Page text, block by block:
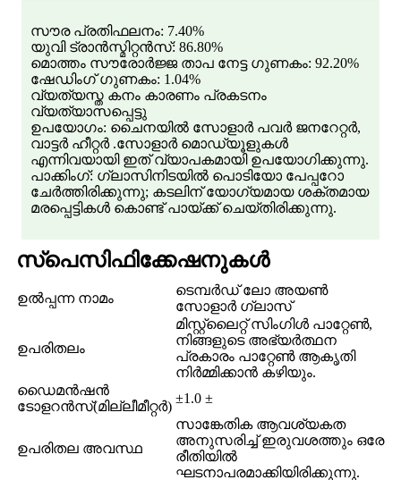
സൗര പ്രതിഫലനം: 7.40%
യുവി ട്രാൻസ്മിറ്റൻസ്: 86.80%
മൊത്തം സൗരോർജ്ജ താപ നേട്ട ഗുണകം: 92.20%
ഷേഡിംഗ് ഗുണകം: 1.04%
വ്യത്യസ്ത കനം കാരണം പ്രകടനം
വ്യത്യാസപ്പെട്ടു
ഉപയോഗം: ചൈനയിൽ സോളാർ പവർ ജനറേറ്റർ,
വാട്ടർ ഹീറ്റർ .സോളാർ മൊഡ്യൂളുകൾ
എന്നിവയായി ഇത് വ്യാപകമായി ഉപയോഗിക്കുന്നു.
പാക്കിംഗ്: ഗ്ലാസിനിടയിൽ പൊടിയോ പേപ്പറോ
ചേർത്തിരിക്കുന്നു; കടലിന് യോഗ്യമായ ശക്തമായ
മരപ്പെട്ടികൾ കൊണ്ട് പായ്ക്ക് ചെയ്തിരിക്കുന്നു.
സ്പെസിഫിക്കേഷനുകൾ
ഉൽപ്പന്ന നാമം
ടെമ്പർഡ് ലോ അയൺ
സോളാർ ഗ്ലാസ്
ഉപരിതലം
മിസ്റ്റ്‌ലൈറ്റ് സിംഗിൾ പാറ്റേൺ,
നിങ്ങളുടെ അഭ്യർത്ഥന
പ്രകാരം പാറ്റേൺ ആകൃതി
നിർമ്മിക്കാൻ കഴിയും.
ഡൈമൻഷൻ
ടോളറൻസ്(മില്ലീമീറ്റർ)
±1.0 ±
ഉപരിതല അവസ്ഥ
സാങ്കേതിക ആവശ്യകത
അനുസരിച്ച് ഇരുവശത്തും ഒരേ
രീതിയിൽ
ഘടനാപരമാക്കിയിരിക്കുന്നു.